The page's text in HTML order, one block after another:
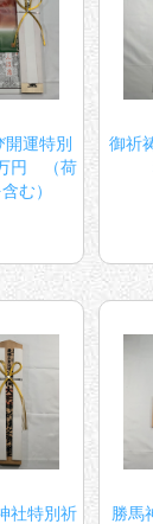
運特別
円 （荷
む）
御祈
社特別祈
勝馬